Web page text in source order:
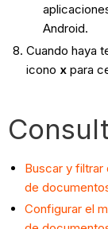
Android.
Cuando haya
icono xpara
Buscar y filtrar
de
Configurar el